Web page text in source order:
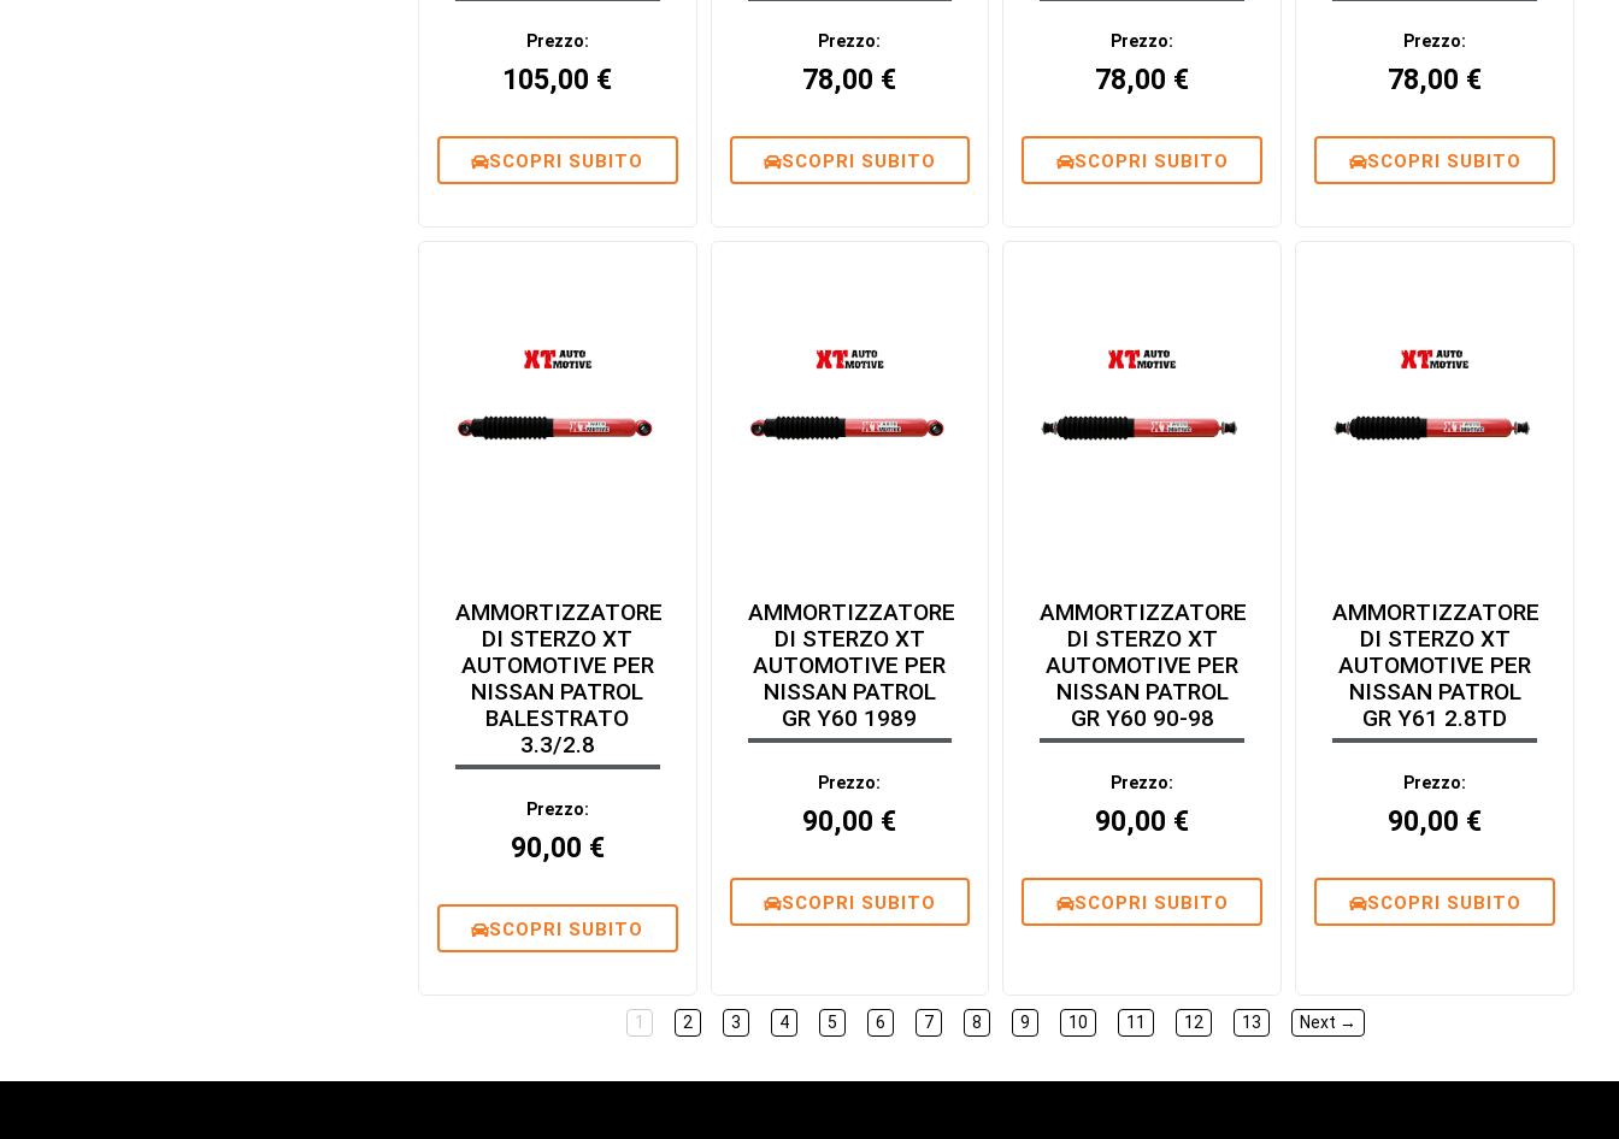
Prezzo:
105,00 €
SCOPRI SUBITO
Prezzo:
78,00 €
SCOPRI SUBITO
Prezzo:
78,00 €
SCOPRI SUBITO
Prezzo:
78,00 €
SCOPRI SUBITO
AMMORTIZZATORE
DI STERZO XT
AUTOMOTIVE PER
NISSAN PATROL
BALESTRATO
3.3/2.8
Prezzo:
90,00 €
SCOPRI SUBITO
AMMORTIZZATORE
DI STERZO XT
AUTOMOTIVE PER
NISSAN PATROL
GR Y60 1989
Prezzo:
90,00 €
SCOPRI SUBITO
AMMORTIZZATORE
DI STERZO XT
AUTOMOTIVE PER
NISSAN PATROL
GR Y60 90-98
Prezzo:
90,00 €
SCOPRI SUBITO
AMMORTIZZATORE
DI STERZO XT
AUTOMOTIVE PER
NISSAN PATROL
GR Y61 2.8TD
Prezzo:
90,00 €
SCOPRI SUBITO
1 2 3 4 5 6 7 8 9 10 11 12 13 Next →